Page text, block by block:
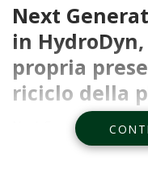
Next
in
propria
riciclo della
Next Generation
innovative per il